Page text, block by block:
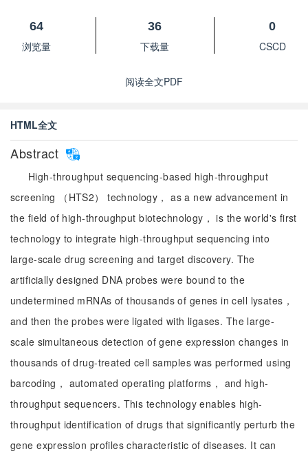
64
浏览量
36
下载量
0
CSCD
阅读全文PDF
HTML全文
Abstract
High-throughput sequencing-based high-throughput
screening （HTS2） technology， as a new advancement in
the field of high-throughput biotechnology， is the world's first
technology to integrate high-throughput sequencing into
large-scale drug screening and target discovery. The
artificially designed DNA probes were bound to the
undetermined mRNAs of thousands of genes in cell lysates，
and then the probes were ligated with ligases. The large-
scale simultaneous detection of gene expression changes in
thousands of drug-treated cell samples was performed using
barcoding， automated operating platforms， and high-
throughput sequencers. This technology enables high-
throughput identification of drugs that significantly perturb the
gene expression profiles characteristic of diseases. It can